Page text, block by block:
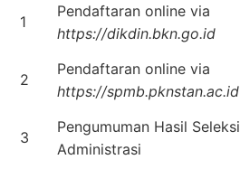
1
Pendaftaran online via
https://dikdin.bkn.go.id
2
Pendaftaran online via
https://spmb.pknstan.ac.id
3
Pengumuman Hasil Seleksi
Administrasi